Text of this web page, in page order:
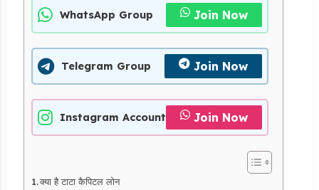
WhatsApp Group Join Now
Telegram Group Join Now
Instagram Account Join Now
क्या है टाटा कैपिटल लोन